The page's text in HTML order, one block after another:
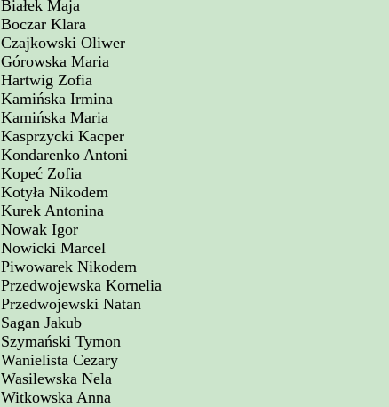
Białek Maja
Boczar Klara
Czajkowski Oliwer
Górowska Maria
Hartwig Zofia
Kamińska Irmina
Kamińska Maria
Kasprzycki Kacper
Kondarenko Antoni
Kopeć Zofia
Kotyła Nikodem
Kurek Antonina
Nowak Igor
Nowicki Marcel
Piwowarek Nikodem
Przedwojewska Kornelia
Przedwojewski Natan
Sagan Jakub
Szymański Tymon
Wanielista Cezary
Wasilewska Nela
Witkowska Anna